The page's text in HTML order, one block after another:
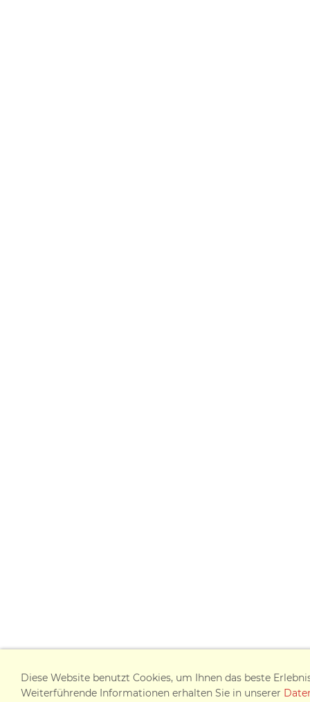
Diese Website benutzt Cookies, um Ihnen das beste
Weiterführende Informationen erhalten Sie in unserer